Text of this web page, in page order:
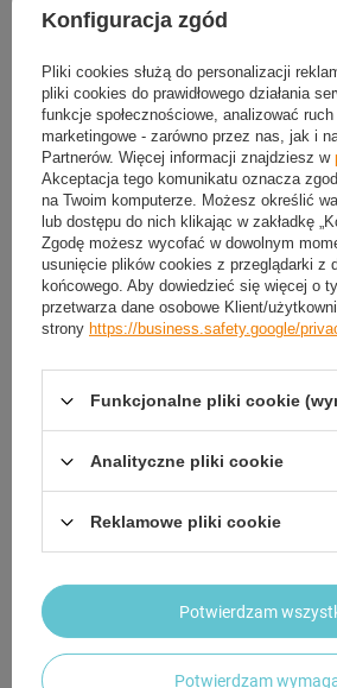
Produkt dostępny Zamów do
Darmowa i szybka dostawaod50,00 zł
30 dni na łatwy zwrot
Sprawdź, w którym sklepie obejrzysz i
Bezpieczne zakupy
Darmowa dostawa do paczkomatu lub punktu
odbioru
Smile - dostawy ze sklepów internetowych przy
darmoWięcej informacji.
SZCZEGÓŁOWE DANE
GWARANCJA
Potrzebujesz pomocy? Masz
Konfiguracja zgód
Pliki cookies służą do personalizacji
pliki cookies do prawidłowego działania
funkcje społecznościowe, analizować
marketingowe - zarówno przez nas, jak i
Partnerów. Więcej informacji znajdziesz w
Akceptacja tego komunikatu oznacza
na Twoim komputerze. Możesz określić
lub dostępu do nich klikając w zakładkę
Zgodę możesz wycofać w dowolnym
usunięcie plików cookies z przeglądarki z
końcowego. Aby dowiedzieć się więcej o
przetwarza dane osobowe Klient/
strony https://business.safety.google/
Funkcjonalne pliki cookie
Analityczne pliki cookie
Reklamowe pliki cookie
Potwierdzam
Potwierdzam